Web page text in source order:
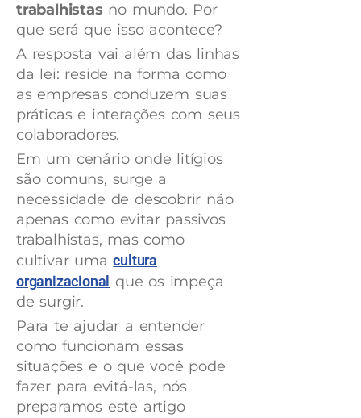
trabalhistas no mundo. Por
que será que isso acontece?
A resposta vai além das linhas
da lei: reside na forma como
as empresas conduzem suas
práticas e interações com seus
colaboradores.
Em um cenário onde litígios
são comuns, surge a
necessidade de descobrir não
apenas como evitar passivos
trabalhistas, mas como
cultivar umacultura
organizacional
que os impeça
de surgir.
Para te ajudar a entender
como funcionam essas
situações e o que você pode
fazer para evitá-las, nós
preparamos este artigo